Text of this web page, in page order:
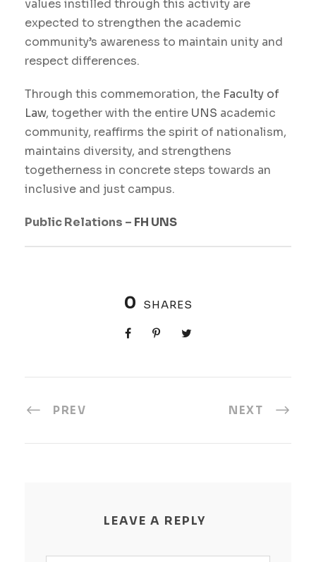
values ​​instilled through this activity are
expected to strengthen the academic
community’s awareness to maintain unity and
respect differences.
Through this commemoration, the Faculty of
Law, together with the entire UNS academic
community, reaffirms the spirit of nationalism,
maintains diversity, and strengthens
togetherness in concrete steps towards an
inclusive and just campus.
Public Relations – FH UNS
0 SHARES
PREV NEXT
LEAVE A REPLY